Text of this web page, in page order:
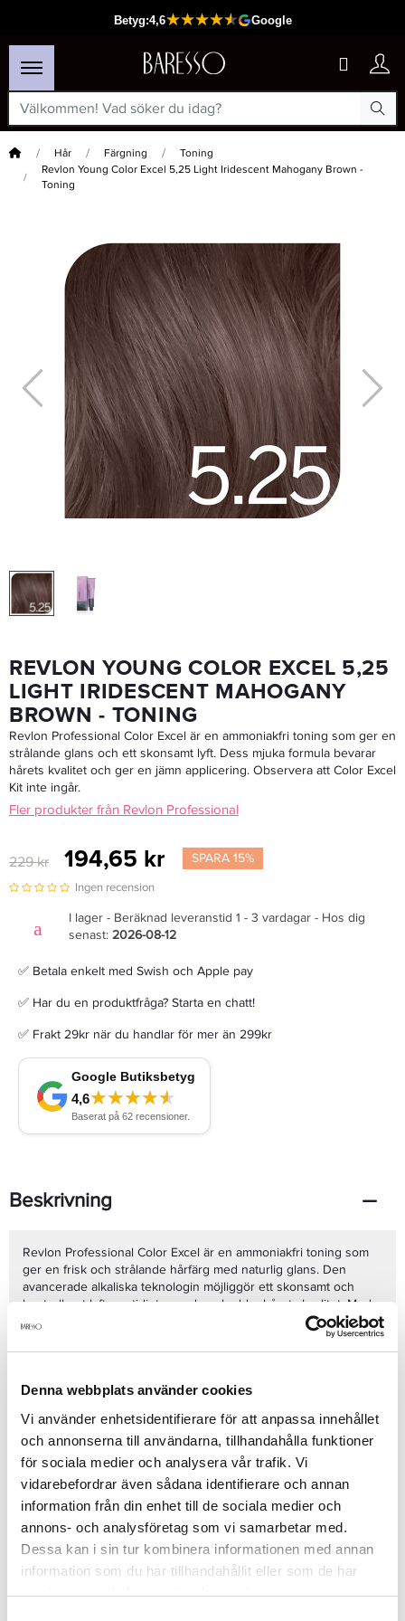
Denna webbplats använder cookies
Vi använder enhetsidentifierare för att anpassa innehållet
och annonserna till användarna, tillhandahålla funktioner
för sociala medier och analysera vår trafik. Vi
vidarebefordrar även sådana identifierare och annan
information från din enhet till de sociala medier och
annons- och analysföretag som vi samarbetar med.
Dessa kan i sin tur kombinera informationen med annan
information som du har tillhandahållit eller som de har
samlat in när du har använt deras tjänster.
Hem Hår Färgning
Toning
Revlon Young Color Excel 5,25 Light Iridescent Mahogany Brown -
Toning
Revlon Young Color Excel Kit
Rek. pris 349 kr 189 kr
REVLON YOUNG COLOR EXCEL 5,25
LIGHT IRIDESCENT MAHOGANY
BROWN - TONING
Revlon Professional Color Excel är en ammoniakfri toning som ger en
strålande glans och ett skonsamt lyft. Dess mjuka formula bevarar
hårets kvalitet och ger en jämn applicering. Observera att Color Excel
Kit inte ingår.
Fler produkter från Revlon Professional
229 kr 194,65 kr SPARA 15%
Ingen recension
I lager - Beräknad leveranstid 1 - 3 vardagar - Hos dig
senast: 2026-08-12
✅ Betala enkelt med Swish och Apple pay
✅ Har du en produktfråga? Starta en chatt!
✅ Frakt 29kr när du handlar för mer än 299kr
Beskrivning
Revlon Professional Color Excel är en ammoniakfri toning som
ger en frisk och strålande hårfärg med naturlig glans. Den
avancerade alkaliska teknologin möjliggör ett skonsamt och
kontrollerat lyft samtidigt som den skyddar hårets kvalitet. Med
låg vätehalt och en vårdande formula säkerställer den en jämn
färgapplicering, även på svåra baser. Perfekt för en subtil
uppfräschning mellan färgningar. Observera att Color Excel Kit
Produktdetaljer
Recensioner
Finns i: